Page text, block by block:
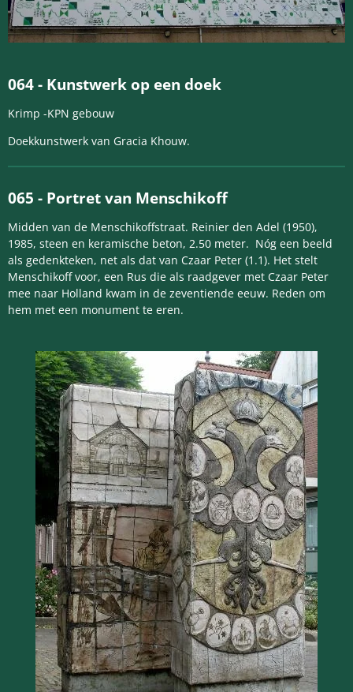
064 - Kunstwerk op een doek
Krimp -KPN gebouw
Doekkunstwerk van Gracia Khouw.
065 - Portret van Menschikoff
Midden van de Menschikoffstraat. Reinier den Adel (1950),
1985, steen en keramische beton, 2.50 meter. Nóg een beeld
als gedenkteken, net als dat van Czaar Peter (1.1). Het stelt
Menschikoff voor, een Rus die als raadgever met Czaar Peter
mee naar Holland kwam in de zeventiende eeuw. Reden om
hem met een monument te eren.